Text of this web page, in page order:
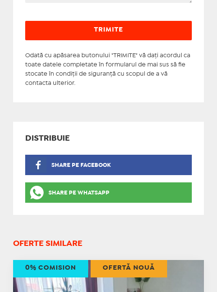
Odată cu apăsarea butonului "TRIMITE" vă daţi acordul ca
toate datele completate în formularul de mai sus să fie
stocate în condiţii de siguranţă cu scopul de a vă
contacta ulterior.
DISTRIBUIE
SHARE PE FACEBOOK
SHARE PE WHATSAPP
OFERTE SIMILARE
0% COMISION OFERTĂ NOUĂ